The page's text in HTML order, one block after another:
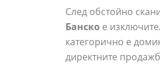
След обстойно
Банско е
категорично е
директните